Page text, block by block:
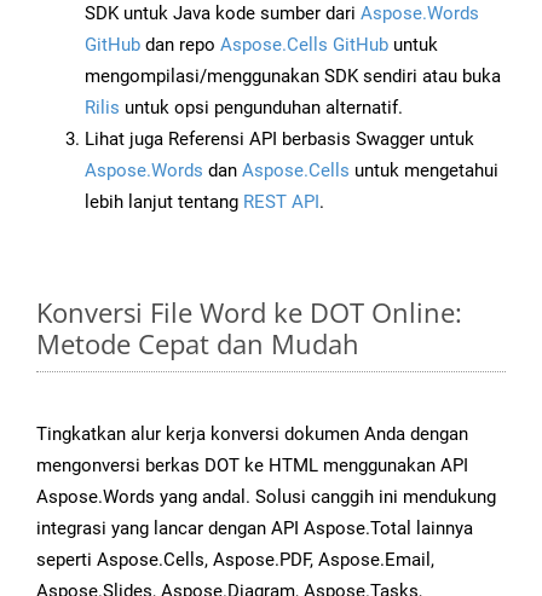
SDK untuk Java kode sumber dari Aspose.Words
GitHub dan repo Aspose.Cells GitHub untuk
mengompilasi/menggunakan SDK sendiri atau buka
Rilis untuk opsi pengunduhan alternatif.
Lihat juga Referensi API berbasis Swagger untuk
Aspose.Words dan Aspose.Cells untuk mengetahui
lebih lanjut tentang REST API.
Konversi File Word ke DOT Online:
Metode Cepat dan Mudah
Tingkatkan alur kerja konversi dokumen Anda dengan
mengonversi berkas DOT ke HTML menggunakan API
Aspose.Words yang andal. Solusi canggih ini mendukung
integrasi yang lancar dengan API Aspose.Total lainnya
seperti Aspose.Cells, Aspose.PDF, Aspose.Email,
Aspose.Slides, Aspose.Diagram, Aspose.Tasks,